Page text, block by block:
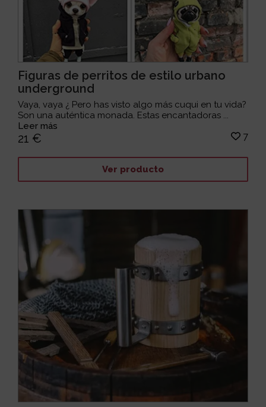
Figuras de perritos de estilo urbano
underground
Vaya, vaya ¿ Pero has visto algo más cuqui en tu vida?
Son una auténtica monada. Estas encantadoras ...
Leer más
21 € 7
Ver producto